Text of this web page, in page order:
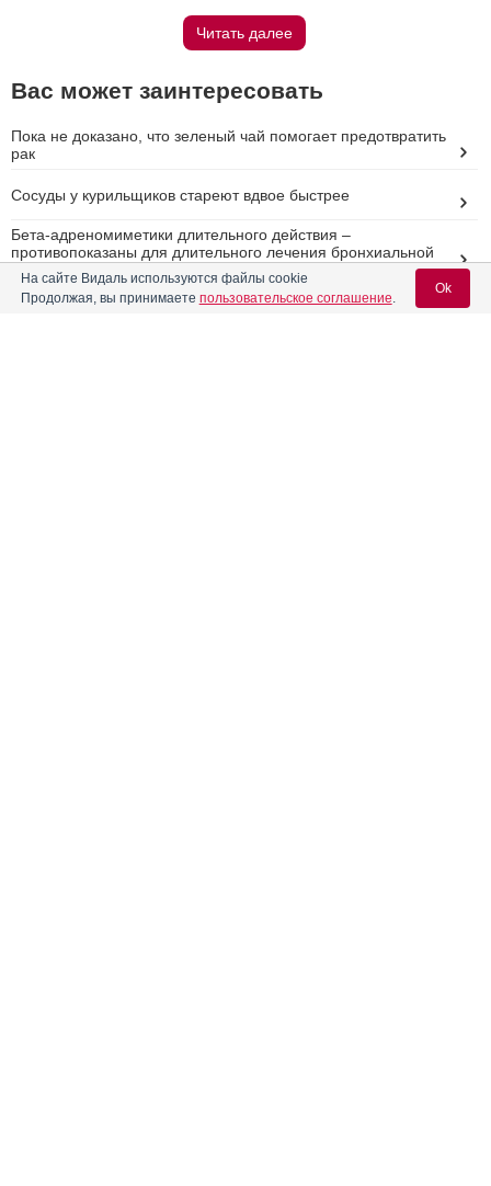
Читать далее
Вас может заинтересовать
Пока не доказано, что зеленый чай помогает предотвратить
рак
Сосуды у курильщиков стареют вдвое быстрее
Бета-адреномиметики длительного действия –
противопоказаны для длительного лечения бронхиальной
астмы.
FDA одобрило новую форму препарата Lupron Depot для
На сайте Видаль используются файлы cookie
Продолжая, вы принимаете пользовательское соглашение.
Ok